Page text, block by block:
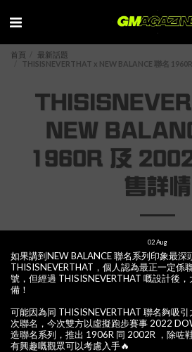
首頁
最新話題
THISISNEVERTHAT x NEW BALANCE 聯名
NEW
1960R 及
售詳情
02Aug
如果講到NEW BALANCE 聯名系列印象最深
THISISNEVERTHAT，個人認為最正一定係
號，但經過 THISISNEVERTHAT 嘅設計後
備！
可能因為同 THISISNEVERTHAT 聯名夠吸
次聯名，今次雙方以虛擬跑步賽事 2022
造聯名系列，推出 1906R 同 2002R ，除咗
有興趣嘅觀眾可以考慮入手🔥